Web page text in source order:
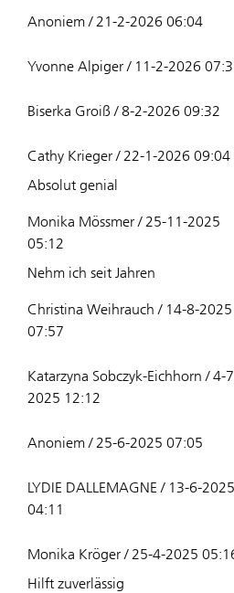
Anoniem / 21-2-2026 06:04
Yvonne Alpiger / 11-2-2026
Biserka Groiß / 8-2-2026 09:32
Cathy Krieger / 22-1-2026 09:04
Absolut genial
Monika Mössmer / 25-11-2025
05:12
Nehm ich seit Jahren
Christina Weihrauch / 14-8-2025
07:57
Katarzyna Sobczyk-Eichhorn / 4-
2025 12:12
Anoniem / 25-6-2025 07:05
LYDIE DALLEMAGNE / 13-6-2025
04:11
Monika Kröger / 25-4-2025
Hilft zuverlässig